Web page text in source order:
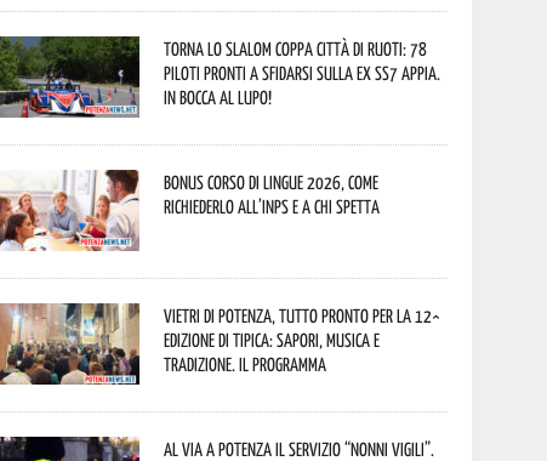
Torna lo Slalom Coppa Città di Ruoti: 78
piloti pronti a sfidarsi sulla ex SS7 Appia.
In bocca al lupo!
Bonus corso di lingue 2026, come
richiederlo all’INPS e a chi spetta
Vietri di Potenza, tutto pronto per la 12^
Edizione di Tipica: sapori, musica e
tradizione. Il programma
Al via a Potenza il servizio “Nonni Vigili”.